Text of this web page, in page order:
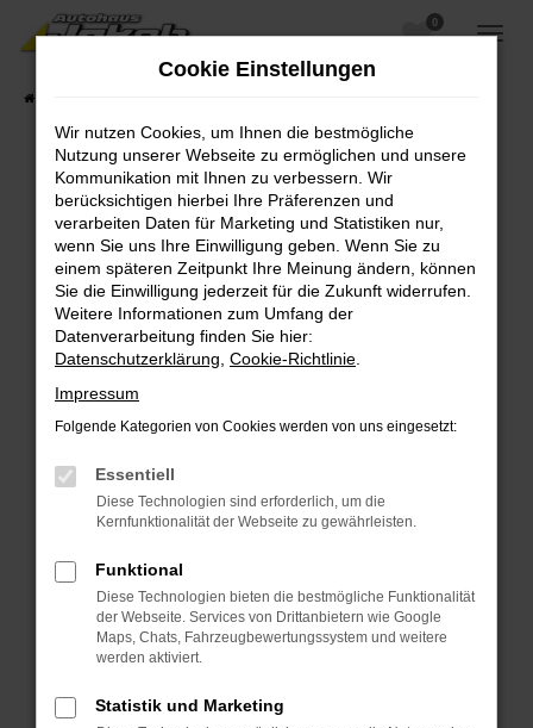
Zum
Hauptinhalt
0
Fehler: Network Error
Beim Laden ist ein Fehler aufgetreten.
Hier sind ein paar Tipps, die dir helfen können:
Überprüfe deine Firewall und deine
Internetverbindung.
Laden andere Webseiten, zum Beispiel deine
Suchmaschine?
Prüfe deine Browsererweiterungen.
Manche Erweiterungen, wie Werbeblocker,
können das Laden bestimmter Seiten
verhindern. Funktioniert die Seite in einem
Fenster?
Starte dein Gerät neu.
Das kann manchmal helfen, vorübergehende
Probleme zu beheben.
Betriebssystem auf dem neuesten Stand
Cookie Einstellungen
Wir nutzen Cookies, um Ihnen die bestmögliche
Nutzung unserer Webseite zu ermöglichen und unsere
Kommunikation mit Ihnen zu verbessern. Wir
berücksichtigen hierbei Ihre Präferenzen und
verarbeiten Daten für Marketing und Statistiken nur,
wenn Sie uns Ihre Einwilligung geben. Wenn Sie zu
einem späteren Zeitpunkt Ihre Meinung ändern, können
Sie die Einwilligung jederzeit für die Zukunft widerrufen.
Weitere Informationen zum Umfang der
Datenverarbeitung finden Sie hier:
Datenschutzerklärung Cookie-Richtlinie
Impressum
Folgende Kategorien von Cookies werden von uns eingesetzt:
Essentiell
Diese Technologien sind erforderlich, um die
Kernfunktionalität der Webseite zu gewährleisten.
Funktional
Diese Technologien bieten die bestmögliche Funktionalität
der Webseite. Services von Drittanbietern wie Google
Maps, Chats, Fahrzeugbewertungssystem und weitere
werden aktiviert.
Statistik und Marketing